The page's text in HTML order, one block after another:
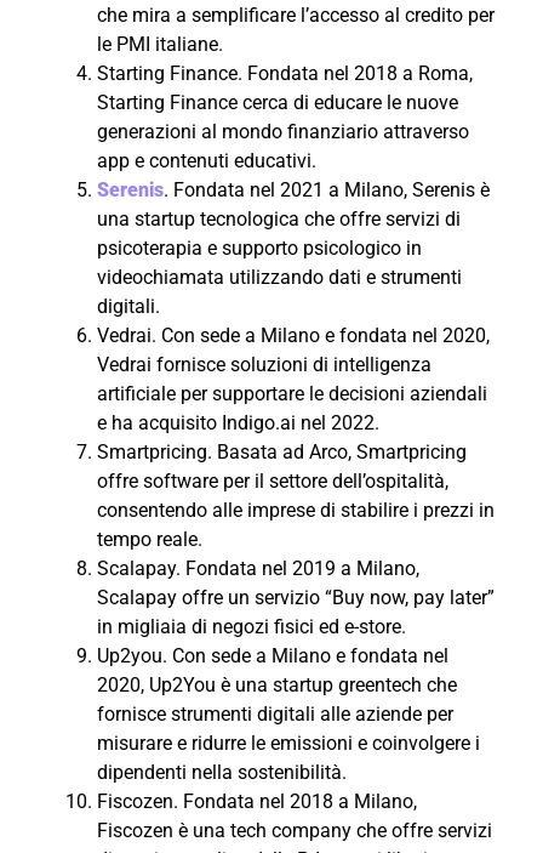
che mira a semplificare l’accesso al credito per
le PMI italiane.
Starting Finance. Fondata nel 2018 a Roma,
Starting Finance cerca di educare le nuove
generazioni al mondo finanziario attraverso
app e contenuti educativi.
Serenis. Fondata nel 2021 a Milano, Serenis è
una startup tecnologica che offre servizi di
psicoterapia e supporto psicologico in
videochiamata utilizzando dati e strumenti
digitali.
Vedrai. Con sede a Milano e fondata nel 2020,
Vedrai fornisce soluzioni di intelligenza
artificiale per supportare le decisioni aziendali
e ha acquisito Indigo.ai nel 2022.
Smartpricing. Basata ad Arco, Smartpricing
offre software per il settore dell’ospitalità,
consentendo alle imprese di stabilire i prezzi in
tempo reale.
Scalapay. Fondata nel 2019 a Milano,
Scalapay offre un servizio “Buy now, pay later”
in migliaia di negozi fisici ed e-store.
Up2you. Con sede a Milano e fondata nel
2020, Up2You è una startup greentech che
fornisce strumenti digitali alle aziende per
misurare e ridurre le emissioni e coinvolgere i
dipendenti nella sostenibilità.
Fiscozen. Fondata nel 2018 a Milano,
Fiscozen è una tech company che offre servizi